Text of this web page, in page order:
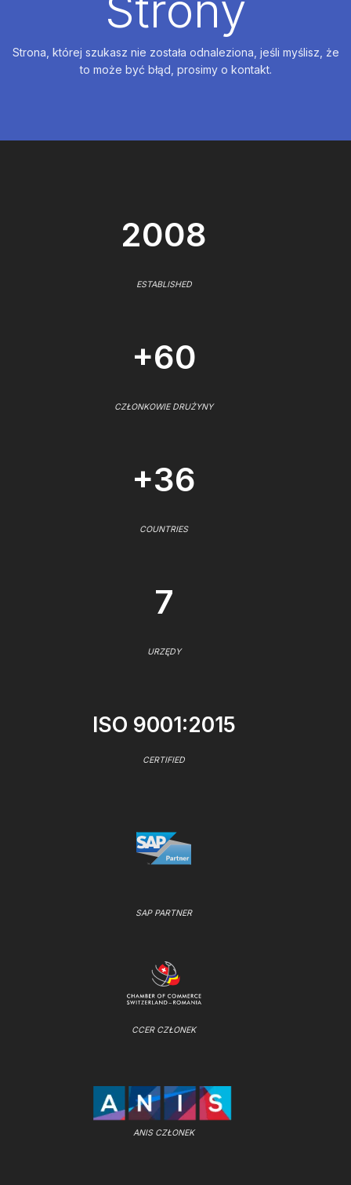
Strona, której szukasz nie została odnaleziona, jeśli myślisz, że
to może być błąd, prosimy o kontakt.
2008
ESTABLISHED
+60
CZŁONKOWIE DRUŻYNY
+36
COUNTRIES
7
URZĘDY
ISO 9001:2015
CERTIFIED
SAP PARTNER
CCER CZŁONEK
ANIS CZŁONEK